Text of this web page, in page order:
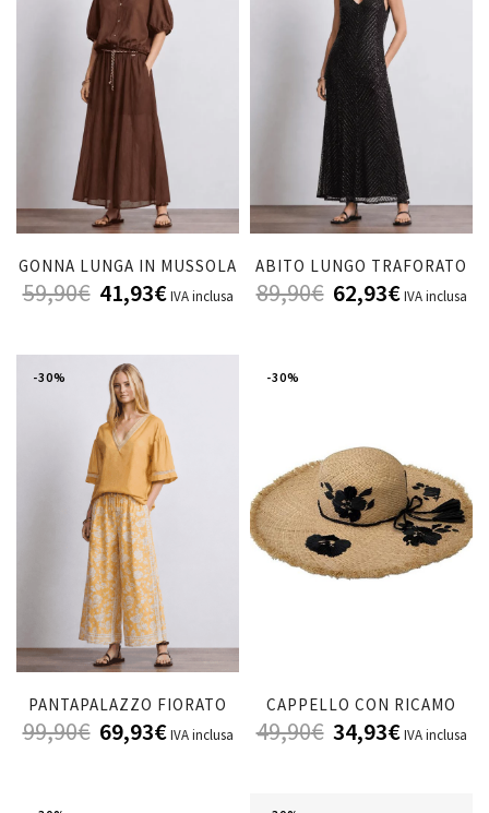
GONNA LUNGA IN MUSSOLA
59,90€ 41,93€ IVA inclusa
ABITO LUNGO TRAFORATO
89,90€ 62,93€ IVA inclusa
-30%
PANTAPALAZZO FIORATO
99,90€ 69,93€ IVA inclusa
-30%
CAPPELLO CON RICAMO
49,90€ 34,93€ IVA inclusa